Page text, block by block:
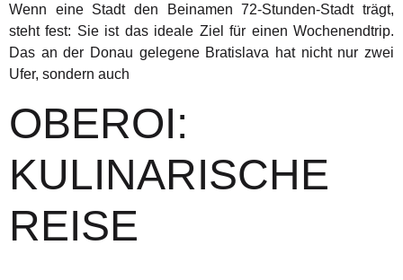
Wenn eine Stadt den Beinamen 72-Stunden-Stadt trägt,
steht fest: Sie ist das ideale Ziel für einen Wochenendtrip.
Das an der Donau gelegene Bratislava hat nicht nur zwei
Ufer, sondern auch
OBEROI:
KULINARISCHE
REISE